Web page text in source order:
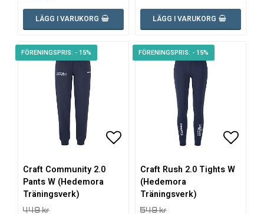
LÄGG I VARUKORG LÄGG I VARUKORG
- 15%
Lägg till i favoritlistan
Craft Community 2.0
Pants W (Hedemora
Träningsverk)
449 kr
- 15%
Lägg
Craft Rush 2.0 Tights W
(Hedemora
Träningsverk)
549 kr